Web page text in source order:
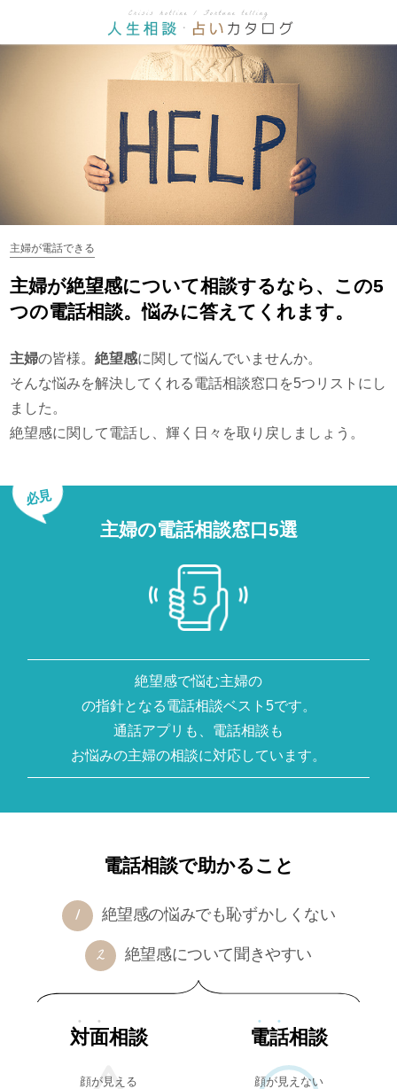
主婦が電話できる
主婦が絶望感について相談するなら、この5
つの電話相談。悩みに答えてくれます。
主婦の皆様。 絶望感に関して悩んでいませんか。
そんな悩みを解決してくれる電話相談窓口を5つリストにし
ました。
絶望感に関して電話し、輝く日々を取り戻しましょう。
必見
主婦の電話相談窓口5選
絶望感で悩む主婦の
の指針となる電話相談ベスト5です。
通話アプリも、電話相談も
お悩みの主婦の相談に対応しています。
電話相談で助かること
絶望感の悩みでも恥ずかしくない
絶望感について聞きやすい
対面相談
顔が見える
電話相談
顔が見えない